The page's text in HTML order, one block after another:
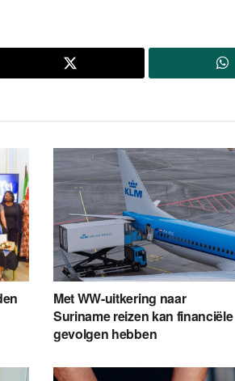
Met WW-uitkering naar
Suriname reizen kan financiële
gevolgen hebben